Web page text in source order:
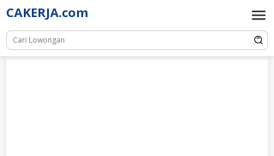
Skip
to
content
CAKERJA.com